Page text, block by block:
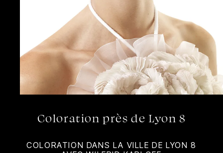
Coloration près de Lyon 8
COLORATION DANS LA VILLE DE LYON 8